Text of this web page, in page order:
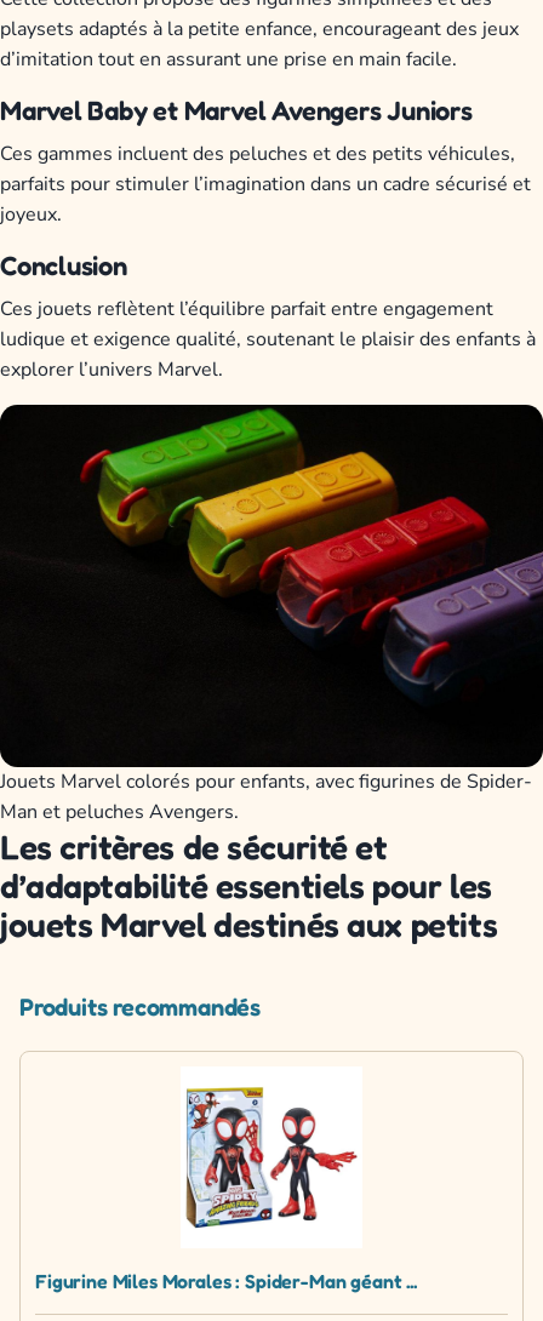
playsets adaptés à la petite enfance, encourageant des jeux
d’imitation tout en assurant une prise en main facile.
Marvel Baby et Marvel Avengers Juniors
Ces gammes incluent des peluches et des petits véhicules,
parfaits pour stimuler l’imagination dans un cadre sécurisé et
joyeux.
Conclusion
Ces jouets reflètent l’équilibre parfait entre engagement
ludique et exigence qualité, soutenant le plaisir des enfants à
explorer l’univers Marvel.
Jouets Marvel colorés pour enfants, avec figurines de Spider-
Man et peluches Avengers.
Les critères de sécurité et
d’adaptabilité essentiels pour les
jouets Marvel destinés aux petits
Produits recommandés
Figurine Miles Morales : Spider-Man géant ...